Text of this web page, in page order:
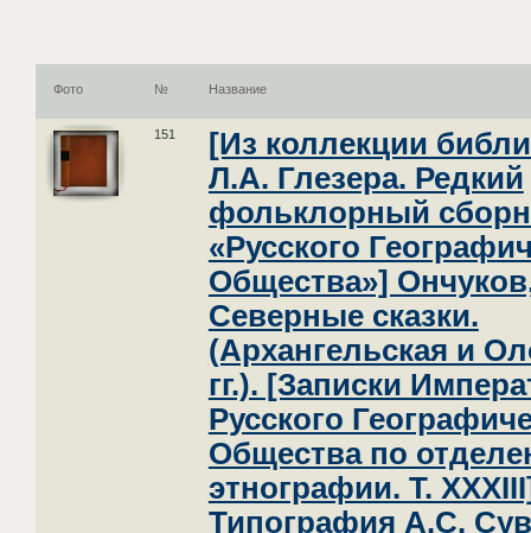
Фото № Название
151
[Из коллекции
Л.А. Глезера. Редкий
фольклорный
«Русского
Общества»]
Северные сказки.
(Архангельская и
гг.). [Записки
Русского
Общества по
этнографии. Т.
Типография А.С.